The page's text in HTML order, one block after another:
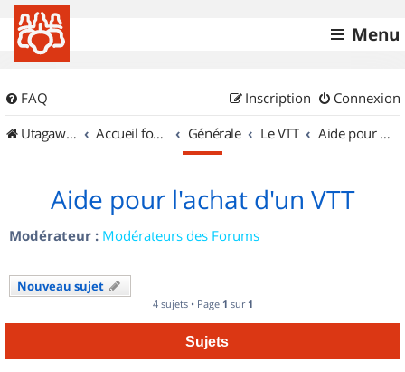
Menu
FAQ Connexion
Inscription
UtagawaVTT (Randos VTT et VTTAE avec traces GPS)
Accueil forum Générale Le VTT Aide pour l'achat d'un VTT
Aide pour l'achat d'un VTT
Modérateur : Modérateurs des Forums
Nouveau sujet
4 sujets • Page 1 sur 1
Sujets